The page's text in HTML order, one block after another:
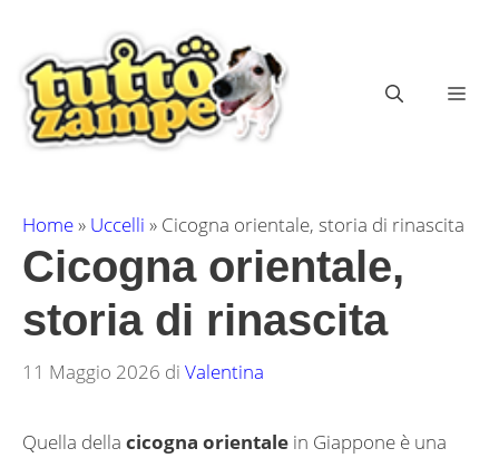
contenuto
Home» Uccelli » Cicogna orientale, storia di rinascita
Cicogna orientale,
storia di rinascita
11 Maggio 2026 di Valentina
Quella della cicogna orientale in Giappone è una